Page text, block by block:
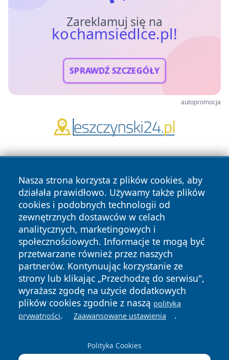
Zareklamuj się na
kochamsiedlce.pl!
SPRAWDŹ SZCZEGÓŁY
autopromocja
Nasza strona korzysta z plików cookies, aby
działała prawidłowo. Używamy także plików
cookies i podobnych technologii od
zewnętrznych dostawców w celach
analitycznych, marketingowych i
społecznościowych. Informacje te mogą być
przetwarzane również przez naszych
partnerów. Kontynuując korzystanie ze
strony lub klikając „Przechodzę do serwisu",
wyrażasz zgodę na użycie dodatkowych
plików cookies zgodnie z naszą polityką
prywatności. Zaawansowane ustawienia .
Polityka Cookies
Copyright © 2026 kochamsiedlce.pl Wszystkie prawa
zastrzeżone.
News Autorzy
Polityka
Prywatności
Polityka
Cookies